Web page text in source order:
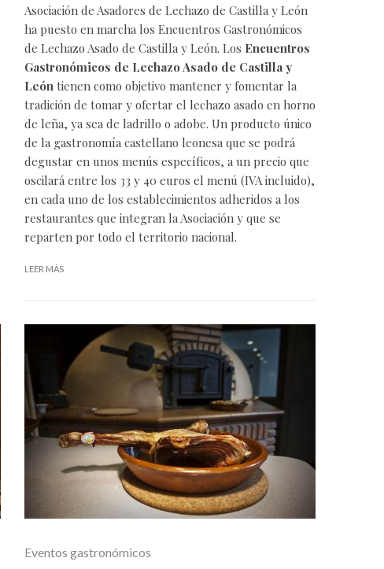
Asociación de Asadores de Lechazo de Castilla y León
ha puesto en marcha los Encuentros Gastronómicos
de Lechazo Asado de Castilla y León. Los Encuentros
Gastronómicos de Lechazo Asado de Castilla y
León tienen como objetivo mantener y fomentar la
tradición de tomar y ofertar el lechazo asado en horno
de leña, ya sea de ladrillo o adobe. Un producto único
de la gastronomía castellano leonesa que se podrá
degustar en unos menús específicos, a un precio que
oscilará entre los 33 y 40 euros el menú (IVA incluido),
en cada uno de los establecimientos adheridos a los
restaurantes que integran la Asociación y que se
reparten por todo el territorio nacional.
LEER MÁS
Eventos gastronómicos